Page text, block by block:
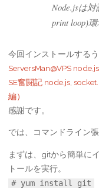
Node.jsは
print loop)
今回インストールする
ServersMan@VPS
SE奮闘記 node.js,
編）
感謝です。
では、コマンドライン張
まずは、gitから簡単に
トールを実行。
# yum install git